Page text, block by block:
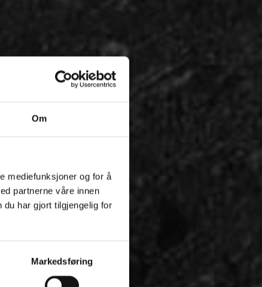
Om
mediefunksjoner og for å
partnerne våre innen
har gjort tilgjengelig for
Markedsføring